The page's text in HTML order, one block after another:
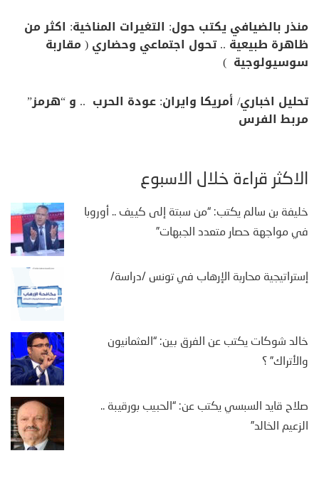
منذر بالضيافي يكتب حول: التغيرات المناخية: اكثر من
ظاهرة طبيعية .. تحول اجتماعي وحضاري ( مقاربة
سوسيولوجية )
تحليل اخباري/ أمريكا وايران: عودة الحرب .. و “هرمز”
مربط الفرس
الأكثر قراءة خلال الأسبوع
خليفة بن سالم يكتب: “من سبتة إلى كييف .. أوروبا
في مواجهة حصار متعدد الجبهات”
إستراتيجية محاربة الإرهاب في تونس /دراسة/
خالد شوكات يكتب عن الفرق بين: “العثمانيون
والأتراك” ؟
صلاح قايد السبسي يكتب عن: “الحبيب بورقيبة ..
الزعيم الخالد”